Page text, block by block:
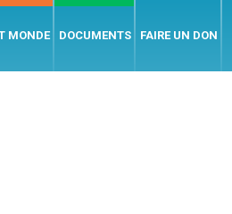
MONDE DOCUMENTS FAIRE UN DON